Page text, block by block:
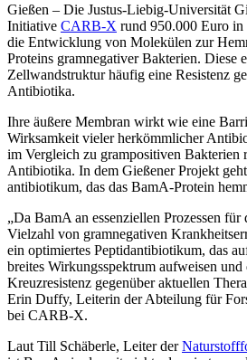
Gießen – Die Justus-Liebig-Universität
Initiative CARB-X rund 950.000 Euro in
die Entwicklung von Molekülen zur
Proteins gramnegativer Bakterien. Diese
Zellwandstruktur häufig eine Resistenz
Antibiotika.
Ihre äußere Membran wirkt wie eine
Wirksamkeit vieler herkömmlicher
im Vergleich zu grampositiven Bakterien
Antibiotika. In dem Gießener Pro­jekt
antibio­tikum, das das BamA-Protein
„Da BamA an essenziellen Prozessen für
Vielzahl von gramnegativen
ein optimiertes Peptidantibiotikum, das
breites Wirkungsspektrum aufweisen und
Kreuzresistenz gegenüber aktuellen
Erin Duffy, Leiterin der Abteilung für
bei CARB-X.
Laut Till Schäberle, Leiter der